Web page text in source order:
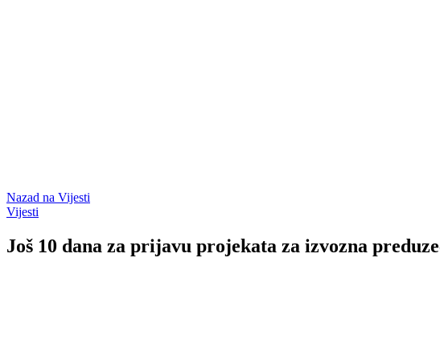
Nazad na Vijesti
Vijesti
Još 10 dana za prijavu projekata za izvozna